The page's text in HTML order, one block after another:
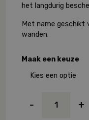
het langdurig
Met name geschikt
wanden.
Maak een keuze
-
Basic
+